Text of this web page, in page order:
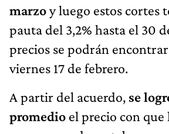
marzoy luego estos cortes
pauta del 3,2% hasta el 30
precios se podrán
viernes 17 de febrero.
A partir del acuerdo, se
promedio el precio con que